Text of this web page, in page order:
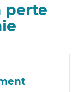
perte